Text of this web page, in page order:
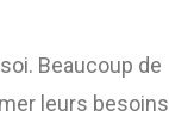
Beaucoup de
leurs besoins